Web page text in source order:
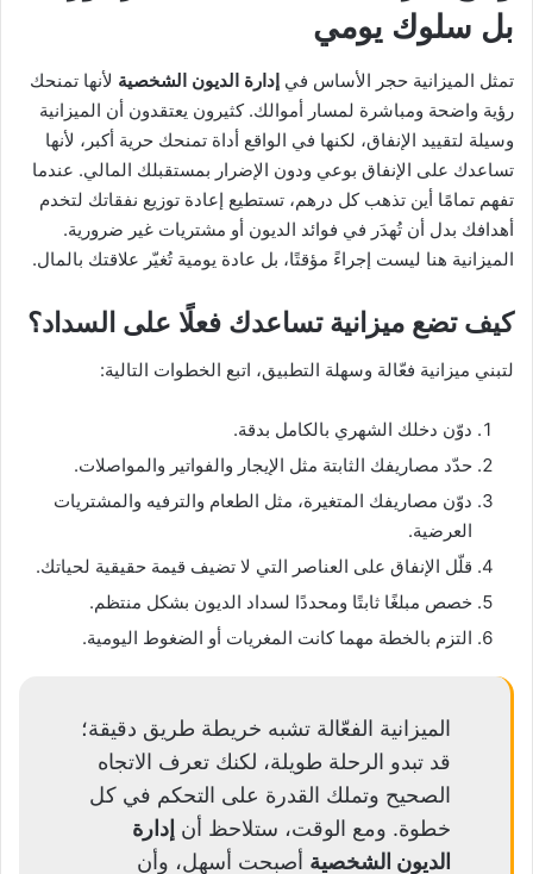
بل سلوك يومي
تمثل الميزانية حجر الأساس في إدارة الديون الشخصية لأنها تمنحك
رؤية واضحة ومباشرة لمسار أموالك. كثيرون يعتقدون أن الميزانية
وسيلة لتقييد الإنفاق، لكنها في الواقع أداة تمنحك حرية أكبر، لأنها
تساعدك على الإنفاق بوعي ودون الإضرار بمستقبلك المالي. عندما
تفهم تمامًا أين تذهب كل درهم، تستطيع إعادة توزيع نفقاتك لتخدم
أهدافك بدل أن تُهدَر في فوائد الديون أو مشتريات غير ضرورية.
الميزانية هنا ليست إجراءً مؤقتًا، بل عادة يومية تُغيّر علاقتك بالمال.
كيف تضع ميزانية تساعدك فعلًا على السداد؟
لتبني ميزانية فعّالة وسهلة التطبيق، اتبع الخطوات التالية:
دوّن دخلك الشهري بالكامل بدقة.
حدّد مصاريفك الثابتة مثل الإيجار والفواتير والمواصلات.
دوّن مصاريفك المتغيرة، مثل الطعام والترفيه والمشتريات
العرضية.
قلّل الإنفاق على العناصر التي لا تضيف قيمة حقيقية لحياتك.
خصص مبلغًا ثابتًا ومحددًا لسداد الديون بشكل منتظم.
التزم بالخطة مهما كانت المغريات أو الضغوط اليومية.
الميزانية الفعّالة تشبه خريطة طريق دقيقة؛
قد تبدو الرحلة طويلة، لكنك تعرف الاتجاه
الصحيح وتملك القدرة على التحكم في كل
خطوة. ومع الوقت، ستلاحظ أن إدارة
الديون الشخصية أصبحت أسهل، وأن